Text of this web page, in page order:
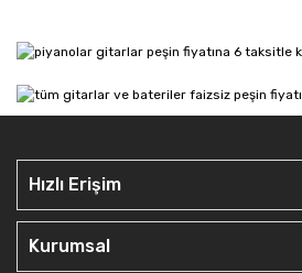
Hızlı Erişim
Kurumsal